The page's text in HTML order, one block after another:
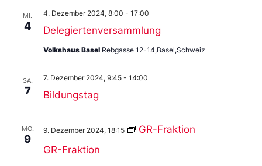
MI.
4 Delegiertenversammlung
4. Dezember 2024, 8:00 - 17:00
Volkshaus Basel Rebgasse 12-14,Basel,Schweiz
SA.
7 Bildungstag
7. Dezember 2024, 9:45 - 14:00
MO.
9
GR-Fraktion
9. Dezember 2024, 18:15 GR-Fraktion